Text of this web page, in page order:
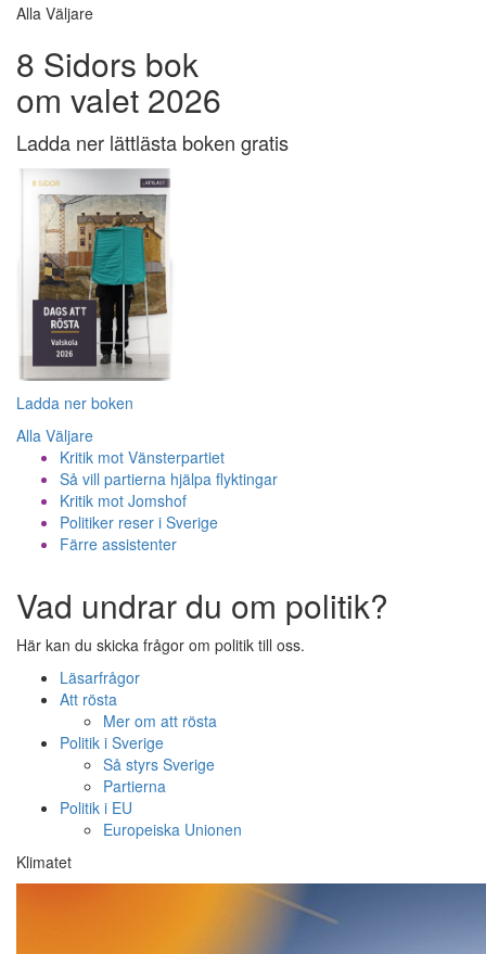
Alla Väljare
8 Sidors bok
om valet 2026
Ladda ner lättlästa boken gratis
Ladda ner boken
Alla Väljare
Kritik mot Vänsterpartiet
Så vill partierna hjälpa flyktingar
Kritik mot Jomshof
Politiker reser i Sverige
Färre assistenter
Vad undrar du om politik?
Här kan du skicka frågor om politik till oss.
Läsarfrågor
Att rösta
Mer om att rösta
Politik i Sverige
Så styrs Sverige
Partierna
Politik i EU
Europeiska Unionen
Klimatet